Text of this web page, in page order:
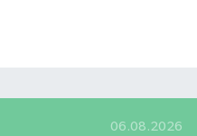
06.08.2026